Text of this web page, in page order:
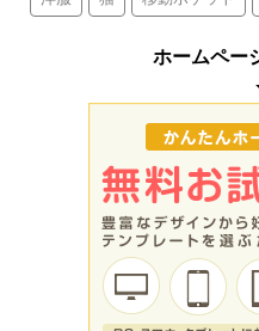
ホームペー